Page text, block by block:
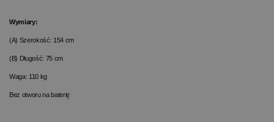
Wymiary:
(A) Szerokość: 154 cm
(B) Długość: 75 cm
Waga: 110 kg
Bez otworu na baterię